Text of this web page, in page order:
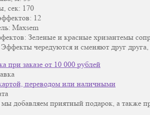
сек: 170
12
Maxsem
Зеленые и красные хризантемы
чередуются и сменяют друг
при заказе от 10 000 рублей
переводом или наличными
добавляем приятный подарок, а также